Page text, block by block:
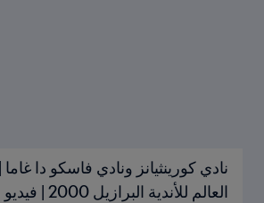
نادي كورينثيانز ونادي فاسكو دا
العالم للأندية البرازيل 2000 | فيديو ملخص